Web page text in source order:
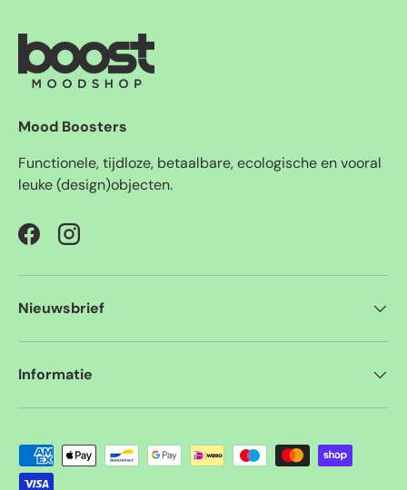
Mood Boosters
Functionele, tijdloze, betaalbare, ecologische en vooral
leuke (design)objecten.
FacebookInstagram
Nieuwsbrief
Informatie
Geaccepteerde betaalmethoden